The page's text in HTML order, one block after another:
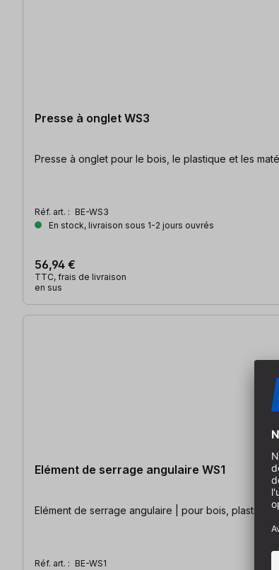
Presse à onglet WS3
Presse à onglet pour le bois, le
Réf. art. : BE-WS3
En stock, livraison sous 1-2 jours ouvrés
56,94 €
TTC, frais de livraison
en sus
Elément de serrage angulaire WS1
Elément de serrage angulaire | pour bois,
Réf. art. : BE-WS1